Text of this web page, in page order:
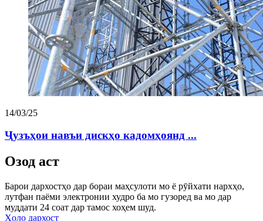
14/03/25
Ҷузъҳои навъи дискҳо кадомҳоянд ...
Озод аст
Барои дархостҳо дар бораи маҳсулоти мо ё рӯйхати нархҳо,
лутфан паёми электронии худро ба мо гузоред ва мо дар
муддати 24 соат дар тамос хоҳем шуд.
Ҳоло дархост